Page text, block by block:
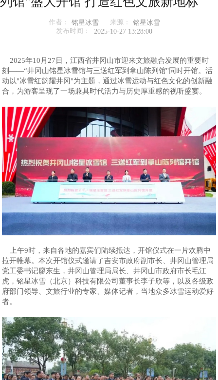
作者： 铭星冰雪 来源：
铭星冰雪
发布时间：
2025-10-27 13:28:00
2025年10月27日，江西省井冈山市迎来文旅融合发展的重要时
刻——“井冈山铭星冰雪馆与三送红军到拿山陈列馆"同时开馆。活
动以"冰雪红韵耀井冈"为主题，通过冰雪运动与红色文化的创新融
合，为游客呈现了一场兼具时代活力与历史厚重感的视听盛宴。
上午9时，来自各地的嘉宾们陆续抵达，开馆仪式在一片欢腾中
拉开帷幕。本次开馆仪式邀请了吉安市政府副市长、井冈山管理局
党工委书记廖东生，井冈山管理局局长、井冈山市政府市长毛江
虎，铭星冰雪（北京）科技有限公司董事长李子欣等，以及各级政
府部门领导、文旅行业的专家、媒体记者，当地众多冰雪运动爱好
者。